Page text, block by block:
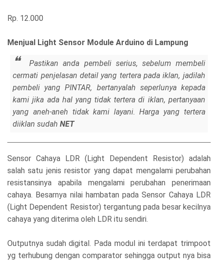
Rp. 12.000
Menjual Light Sensor Module Arduino di Lampung
Pastikan anda pembeli serius, sebelum membeli
cermati penjelasan detail yang tertera pada iklan, jadilah
pembeli yang PINTAR, bertanyalah seperlunya kepada
kami jika ada hal yang tidak tertera di iklan, pertanyaan
yang aneh-aneh tidak kami layani. Harga yang tertera
diiklan sudahNET
Sensor Cahaya LDR (Light Dependent Resistor) adalah
salah satu jenis resistor yang dapat mengalami perubahan
resistansinya apabila mengalami perubahan penerimaan
cahaya. Besarnya nilai hambatan pada Sensor Cahaya LDR
(Light Dependent Resistor) tergantung pada besar kecilnya
cahaya yang diterima oleh LDR itu sendiri.
Outputnya sudah digital. Pada modul ini terdapat trimpoot
yg terhubung dengan comparator sehingga output nya bisa